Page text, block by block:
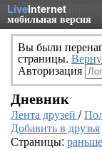
LiveInternet
мобильная версия
Вы были
страницы.
Авторизация
Дневник
Лента друзей /
Добавить в друзья
Страницы: